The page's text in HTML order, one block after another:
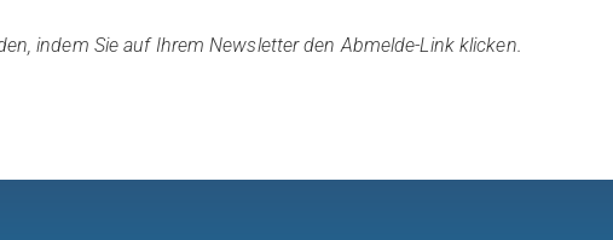
indem Sie auf Ihrem Newsletter den Abmelde-Link klicken.